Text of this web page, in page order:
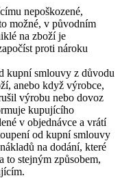
nepoškozené,
možné, v původním
na zboží je
proti nároku
kupní smlouvy z důvodu
anebo když výrobce,
výrobu nebo dovoz
kupujícího
v objednávce a vrátí
od kupní smlouvy
na dodání, které
to stejným způsobem,